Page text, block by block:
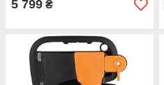
5 799 ₴